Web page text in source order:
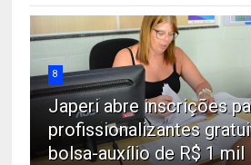
8
Japeri abre inscrições
profissionalizantes
bolsa-auxílio de R$ 1 mil